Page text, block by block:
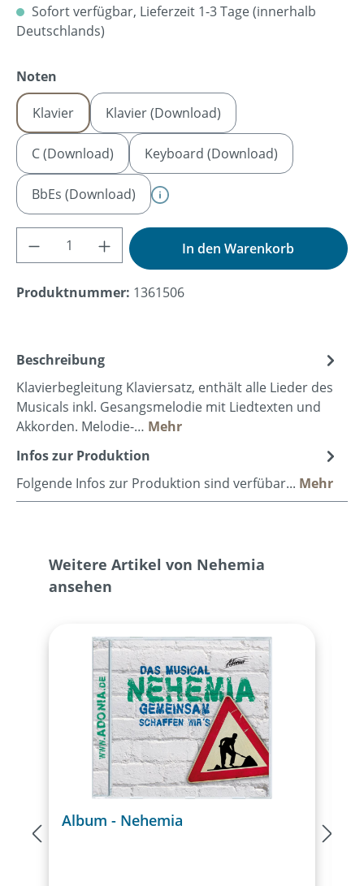
Sofort verfügbar, Lieferzeit 1-3 Tage (innerhalb
Deutschlands)
Noten
Klavier Klavier (Download)
C (Download) Keyboard (Download)
BbEs (Download)
Produkt Anzahl: Gib den gewünschten
In den Warenkorb
Produktnummer: 1361506
Beschreibung
Klavierbegleitung Klaviersatz, enthält alle Lieder des
Musicals inkl. Gesangsmelodie mit Liedtexten und
Akkorden. Melodie-… Mehr
Infos zur Produktion
Folgende Infos zur Produktion sind verfübar... Mehr
Produktgalerie überspringen
Weitere Artikel von Nehemia
ansehen
Album - Nehemia